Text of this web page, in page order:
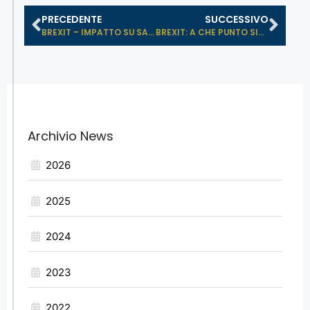
PRECEDENTE
BREXIT – IMPATTO SU SANZIONI ECON...
SUCCESSIVO
BREXIT: A CHE PUNTO SIAMO? WEBINAR ...
Archivio News
2026
2025
2024
2023